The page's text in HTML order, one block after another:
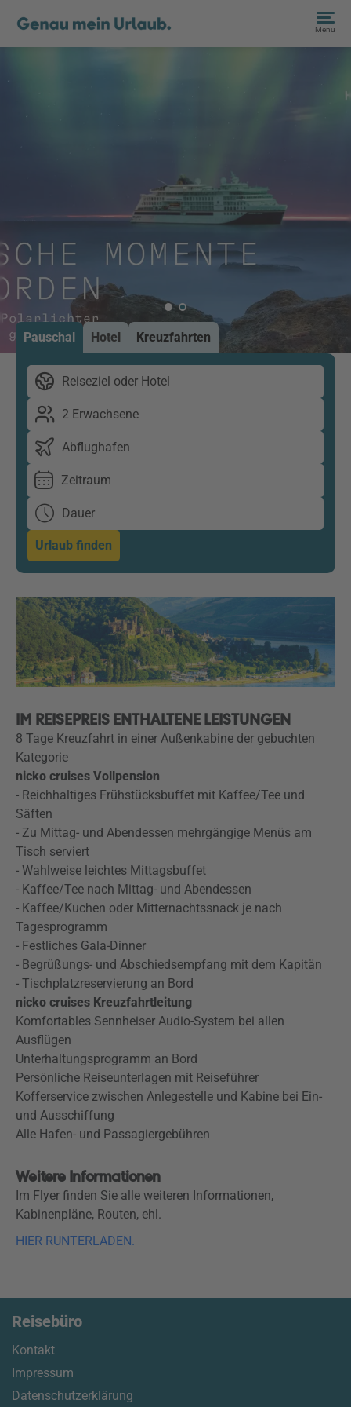
Menü
Pauschal Hotel Kreuzfahrten
Reiseziel oder Hotel
2 Erwachsene
Abflughafen
Zeitraum
Dauer
Urlaub finden
IM REISEPREIS ENTHALTENE LEISTUNGEN
8 Tage Kreuzfahrt in einer Außenkabine der gebuchten
Kategorie
nicko cruises Vollpension
- Reichhaltiges Frühstücksbuffet mit Kaffee/Tee und
Säften
- Zu Mittag- und Abendessen mehrgängige Menüs am
Tisch serviert
- Wahlweise leichtes Mittagsbuffet
- Kaffee/Tee nach Mittag- und Abendessen
- Kaffee/Kuchen oder Mitternachtssnack je nach
Tagesprogramm
- Festliches Gala-Dinner
- Begrüßungs- und Abschiedsempfang mit dem Kapitän
- Tischplatzreservierung an Bord
nicko cruises Kreuzfahrtleitung
Komfortables Sennheiser Audio-System bei allen
Ausflügen
Unterhaltungsprogramm an Bord
Persönliche Reiseunterlagen mit Reiseführer
Kofferservice zwischen Anlegestelle und Kabine bei Ein-
und Ausschiffung
Alle Hafen- und Passagiergebühren
Weitere Informationen
Im Flyer finden Sie alle weiteren Informationen,
Kabinenpläne, Routen, ehl.
HIER RUNTERLADEN.
Reisebüro
Kontakt
Impressum
Datenschutzerklärung